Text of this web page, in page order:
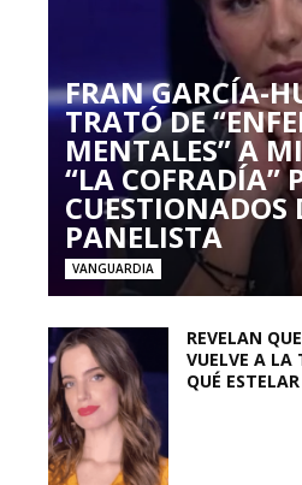
FRAN GARCÍA-
TRATÓ DE
MENTALES” A
“LA COFRADÍA”
CUESTIONADOS
PANELISTA
VANGUARDIA
REVELAN
VUELVE A LA
QUÉ